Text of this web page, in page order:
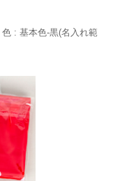
色 : 基本色-黒(名入れ範